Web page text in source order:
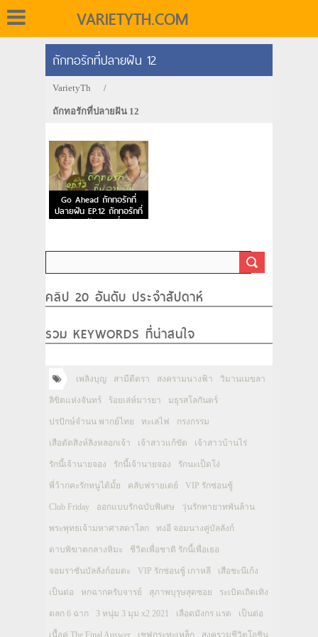
VARIETYTH.COM
ถักทอรักที่ปลายฝัน 12
VarietyTh /
ถักทอรักที่ปลายฝัน 12
Go Ahead ถักทอรักที่
ปลายฝัน EP.12 ถักทอรักที่
ปลายฝัน ตอนที่ 12
คลิป 20 อันดับ ประจำสัปดาห์
รวม KEYWORDS ที่น่าสนใจ
เพลิงบุญ สามีตีตรา สงครามนางฟ้า วิมานเมขลา
ลิขิตแห่งจันทร์ ร้อยเล่ห์มารยา มธุรสโลกันตร์
ปรปักษ์จำนน พากย์ไทย ทะเลไฟ กรงกรรม
เสือตัดสิงห์ลิงหลอกเจ้า เจ้าสาวแก้ขัด เจ้าสาวบ้านไร่
รักนี้เจ้านายจอง รักนี้เจ้านายจอง รักนะเป็ดโง่
พี่ว้ากคะรักหนูได้มั้ย คลับฟรายเดย์ VIP รักซ่อนชู้
Club Friday ออกแบบรักฉบับพิเศษ วุ่นรักทายาทพันล้าน
พระพุทธเจ้ามหาศาสดาโลก ทงอี จอมนางคู่บัลลังก์
ดาบพิฆาตกลางหิมะ ชีวิตเพื่อชาติ รักนี้เพื่อเธอ
จอมราชันบัลลังก์อมตะ VIP รักซ่อนชู้ เกาหลี เสือชะนีเก้ง
เป็นต่อ หกฉากครับจารย์ สุภาพบุรุษสุดซอย ระเบิดเถิดเทิง
ตลก 6 ฉาก 3 หนุ่ม 3 มุม x2 2021 เลือดมังกร แรด เป็นต่อ
เนื้อคู่ The Final Answer เชฟกระทะเหล็ก สงครามชีวิตโอชิน